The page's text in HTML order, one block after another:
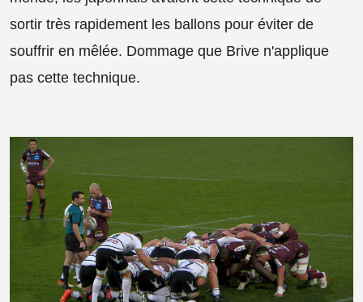
sortir très rapidement les ballons pour éviter de
souffrir en mêlée. Dommage que Brive n'applique
pas cette technique.